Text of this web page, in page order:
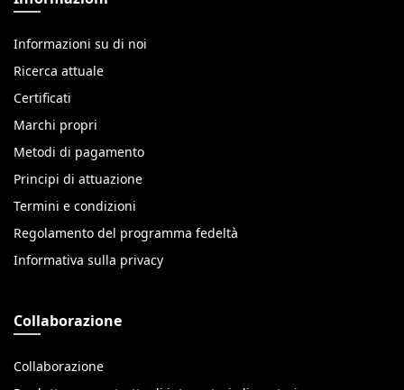
Informazioni su di noi
Ricerca attuale
Certificati
Marchi propri
Metodi di pagamento
Principi di attuazione
Termini e condizioni
Regolamento del programma fedeltà
Informativa sulla privacy
Collaborazione
Collaborazione